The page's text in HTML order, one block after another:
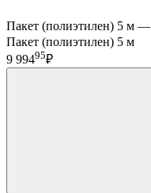
Пакет (полиэтилен) 5 м —
Пакет (полиэтилен) 5 м
9 99495₽